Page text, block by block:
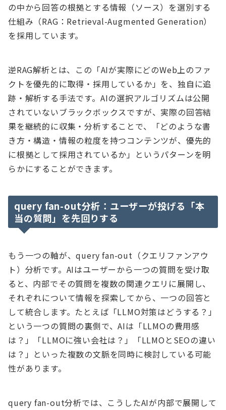
の中から回答の根拠とする情報（ソース）を選別する
仕組み（RAG：Retrieval-Augmented Generation）
を採用しています。
逆RAG解析とは、この「AIが実際にどのWeb上のファ
クトを優先的に取得・採用しているか」を、独自に追
跡・解析する手法です。AIの選択アルゴリズムは公開
されていないブラックボックスですが、実際の回答結
果を継続的に収集・分析することで、「どのような書
き方・構造・情報の粒度を持つコンテンツが、優先的
に根拠として採用されているか」というパターンを明
らかにすることができます。
query fan-out分析：ユーザーが投げる「本
当の質問」を先回りする
もう一つの軸が、query fan-out（クエリファンアウ
ト）分析です。AIはユーザーから一つの質問を受け取
ると、内部でその質問を複数の関連クエリに展開し、
それぞれについて情報を探索してから、一つの回答と
して統合します。たとえば「LLMO対策はどうする？」
という一つの質問の裏側で、AIは「LLMOの費用感
は？」「LLMOに強い会社は？」「LLMOとSEOの違い
は？」といった複数の文脈を同時に検討している可能
性があります。
query fan-out分析では、こうしたAIが内部で展開して